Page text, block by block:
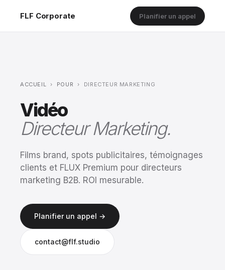
FLF Corporate Planifier un appel
ACCUEIL › POUR › DIRECTEUR MARKETING
Vidéo
Directeur Marketing.
Films brand, spots publicitaires, témoignages
clients et FLUX Premium pour directeurs
marketing B2B. ROI mesurable.
Planifier un appel →
contact@flf.studio